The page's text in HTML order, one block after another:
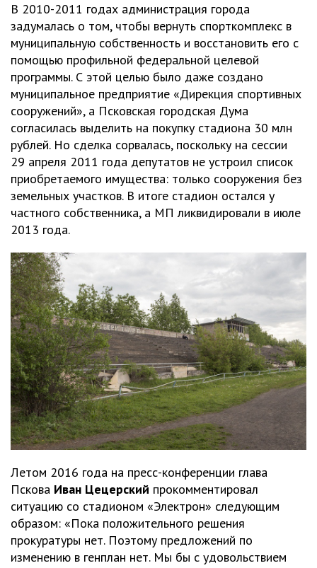
В 2010-2011 годах администрация города
задумалась о том, чтобы вернуть спорткомплекс в
муниципальную собственность и восстановить его с
помощью профильной федеральной целевой
программы. С этой целью было даже создано
муниципальное предприятие «Дирекция спортивных
сооружений», а Псковская городская Дума
согласилась выделить на покупку стадиона 30 млн
рублей. Но сделка сорвалась, поскольку на сессии
29 апреля 2011 года депутатов не устроил список
приобретаемого имущества: только сооружения без
земельных участков. В итоге стадион остался у
частного собственника, а МП ликвидировали в июле
2013 года.
Летом 2016 года на пресс-конференции глава
Пскова Иван Цецерский прокомментировал
ситуацию со стадионом «Электрон» следующим
образом: «Пока положительного решения
прокуратуры нет. Поэтому предложений по
изменению в генплан нет. Мы бы с удовольствием